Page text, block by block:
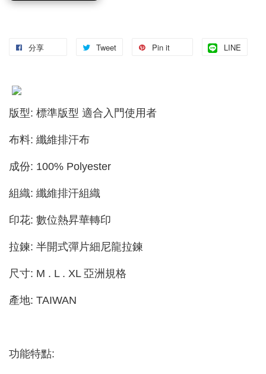
分享 Tweet Pin it LINE
版型: 標準版型 適合入門使用者
布料: 纖維排汗布
成份: 100% Polyester
組織: 纖維排汗組織
印花: 數位熱昇華轉印
拉鍊: 半開式彈片細尼龍拉鍊
尺寸: M . L . XL 亞洲規格
產地: TAIWAN
功能特點: